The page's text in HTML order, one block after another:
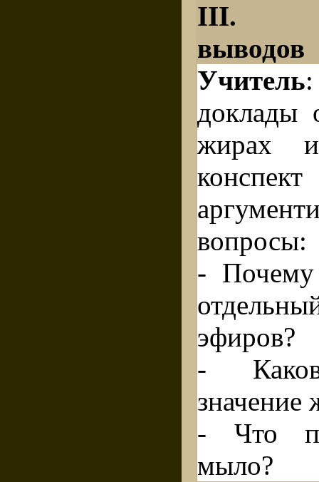
III.
выводов
Учитель
доклады
жирах
вопросы:
-
эфиров?
-
значение
- Что
мыло?